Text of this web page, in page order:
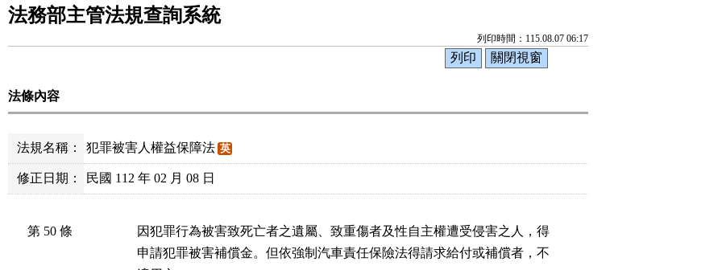
法務部主管法規查詢系統
列印時間：115.08.07 06:17
法條內容
法規名稱： 犯罪被害人權益保障法 英
修正日期： 民國 112 年 02 月 08 日
第 50 條
因犯罪行為被害致死亡者之遺屬、致重傷者及性自主權遭受侵害之人，得
申請犯罪被害補償金。但依強制汽車責任保險法得請求給付或補償者，不